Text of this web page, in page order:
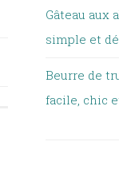
Gâteau aux
simple et
Beurre de
facile, chic